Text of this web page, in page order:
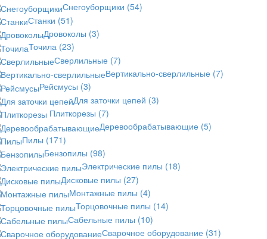
Снегоуборщики (54)
Станки (51)
Дровоколы (3)
Точила (23)
Сверлильные (7)
Вертикально-сверлильные (7)
Рейсмусы (3)
Для заточки цепей (3)
Плиткорезы (7)
Деревообрабатывающие (5)
Пилы (171)
Бензопилы (98)
Электрические пилы (18)
Дисковые пилы (27)
Монтажные пилы (4)
Торцовочные пилы (14)
Сабельные пилы (10)
Сварочное оборудование (31)